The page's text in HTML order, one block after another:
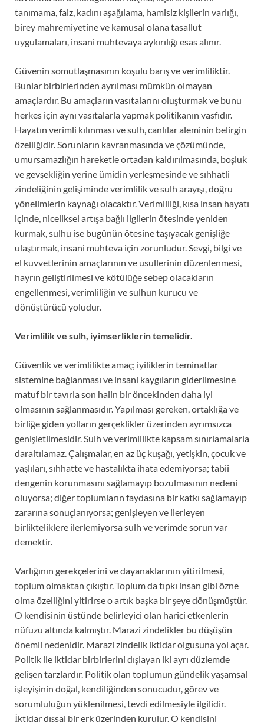
tanımama, faiz, kadını aşağılama, hamisiz kişilerin varlığı,
birey mahremiyetine ve kamusal olana tasallut
uygulamaları, insani muhtevaya aykırılığı esas alınır.
Güvenin somutlaşmasının koşulu barış ve verimliliktir.
Bunlar birbirlerinden ayrılması mümkün olmayan
amaçlardır. Bu amaçların vasıtalarını oluşturmak ve bunu
herkes için aynı vasıtalarla yapmak politikanın vasfıdır.
Hayatın verimli kılınması ve sulh, canlılar aleminin belirgin
özelliğidir. Sorunların kavranmasında ve çözümünde,
umursamazlığın hareketle ortadan kaldırılmasında, boşluk
ve gevşekliğin yerine ümidin yerleşmesinde ve sıhhatli
zindeliğinin gelişiminde verimlilik ve sulh arayışı, doğru
yönelimlerin kaynağı olacaktır. Verimliliği, kısa insan hayatı
içinde, niceliksel artışa bağlı ilgilerin ötesinde yeniden
kurmak, sulhu ise bugünün ötesine taşıyacak genişliğe
ulaştırmak, insani muhteva için zorunludur. Sevgi, bilgi ve
el kuvvetlerinin amaçlarının ve usullerinin düzenlenmesi,
hayrın geliştirilmesi ve kötülüğe sebep olacakların
engellenmesi, verimliliğin ve sulhun kurucu ve
dönüştürücü yoludur.
Verimlilik ve sulh, iyimserliklerin temelidir.
Güvenlik ve verimlilikte amaç; iyiliklerin teminatlar
sistemine bağlanması ve insani kaygıların giderilmesine
matuf bir tavırla son halin bir öncekinden daha iyi
olmasının sağlanmasıdır. Yapılması gereken, ortaklığa ve
birliğe giden yolların gerçeklikler üzerinden ayrımsızca
genişletilmesidir. Sulh ve verimlilikte kapsam sınırlamalarla
daraltılamaz. Çalışmalar, en az üç kuşağı, yetişkin, çocuk ve
yaşlıları, sıhhatte ve hastalıkta ihata edemiyorsa; tabii
dengenin korunmasını sağlamayıp bozulmasının nedeni
oluyorsa; diğer toplumların faydasına bir katkı sağlamayıp
zararına sonuçlanıyorsa; genişleyen ve ilerleyen
birlikteliklere ilerlemiyorsa sulh ve verimde sorun var
demektir.
Varlığının gerekçelerini ve dayanaklarının yitirilmesi,
toplum olmaktan çıkıştır. Toplum da tıpkı insan gibi özne
olma özelliğini yitirirse o artık başka bir şeye dönüşmüştür.
O kendisinin üstünde belirleyici olan harici etkenlerin
nüfuzu altında kalmıştır. Marazi zindelikler bu düşüşün
önemli nedenidir. Marazi zindelik iktidar olgusuna yol açar.
Politik ile iktidar birbirlerini dışlayan iki ayrı düzlemde
gelişen tarzlardır. Politik olan toplumun gündelik yaşamsal
işleyişinin doğal, kendiliğinden sonucudur, görev ve
sorumluluğun yüklenilmesi, tevdi edilmesiyle ilgilidir.
İktidar dışsal bir erk üzerinden kurulur. O kendisini